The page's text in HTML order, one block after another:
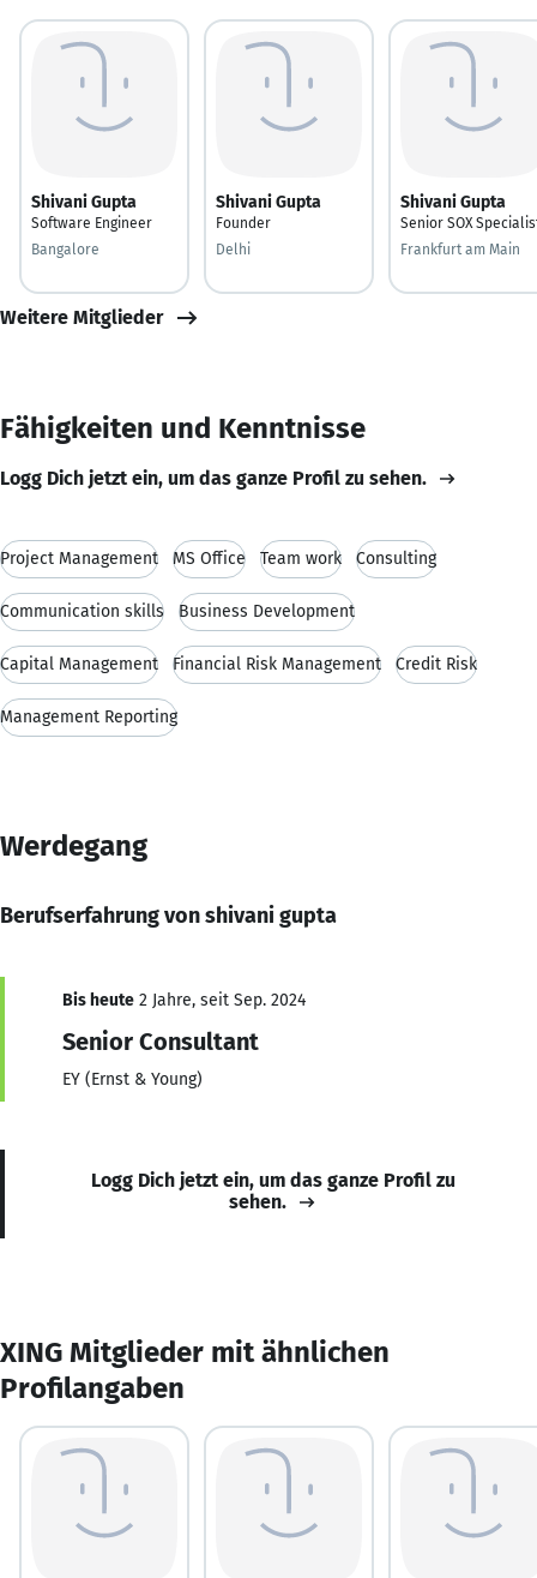
Shivani Gupta
Software Engineer
Bangalore
Shivani Gupta
Founder
Delhi
Shivani Gupta
Senior SOX
Frankfurt am Main
Weitere Mitglieder
Fähigkeiten und Kenntnisse
Logg Dich jetzt ein, um das ganze Profil zu sehen.
Project Management MS Office Team work Consulting
Communication skills Business Development
Capital Management Financial Risk Management Credit Risk
Management Reporting
Werdegang
Berufserfahrung von shivani gupta
Bis heute 2 Jahre, seit Sep. 2024
Senior Consultant
EY (Ernst & Young)
Logg Dich jetzt ein, um das ganze Profil zu
sehen.
XING Mitglieder mit ähnlichen
Profilangaben